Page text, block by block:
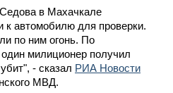
в Махачкале
автомобилю для проверки.
по ним огонь. По
милиционер получил
- сказал РИА Новости
МВД.